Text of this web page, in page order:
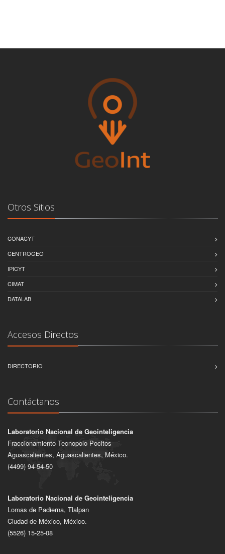
Otros Sitios
CONACYT
CENTROGEO
IPICYT
CIMAT
DATALAB
Accesos Directos
DIRECTORIO
Contáctanos
Laboratorio Nacional de Geointeligencia
Fraccionamiento Tecnopolo Pocitos
Aguascalientes, Aguascalientes, México.
(4499) 94-54-50
Laboratorio Nacional de Geointeligencia
Lomas de Padierna, Tlalpan
Ciudad de México, México.
(5526) 15-25-08